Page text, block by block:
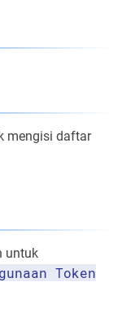
mengisi daftar
untuk
Token